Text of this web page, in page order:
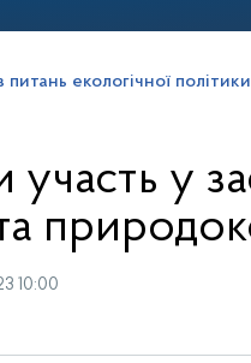
питань екологічної
у
10:00